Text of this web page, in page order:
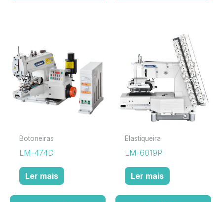
Botoneiras
LM-474D
Ler mais
Elastiqueira
LM-6019P
Ler mais